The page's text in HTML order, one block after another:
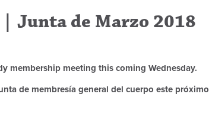
Junta de Marzo 2018
membership meeting this coming Wednesday.
de membresía general del cuerpo este próximo